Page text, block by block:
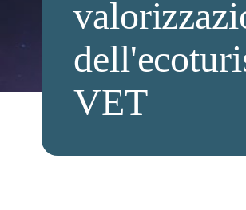
VET